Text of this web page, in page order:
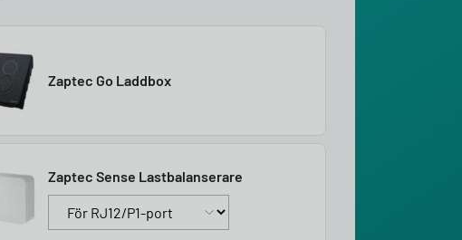
Zaptec Go Laddbox
Zaptec Sense Lastbalanserare